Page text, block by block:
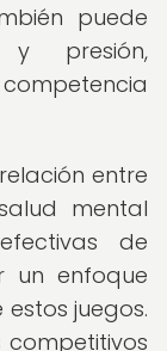
puede
y presión,
entre
mental
de
un enfoque
juegos.